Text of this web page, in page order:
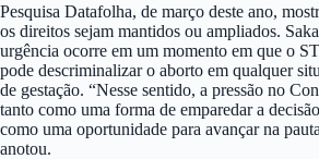
Pesquisa Datafolha, de março deste ano,
os direitos sejam mantidos ou ampliados.
urgência ocorre em um momento em que o
pode descriminalizar o aborto em qualquer
de gestação. “Nesse sentido, a pressão no
tanto como uma forma de emparedar a
como uma oportunidade para avançar na
anotou.